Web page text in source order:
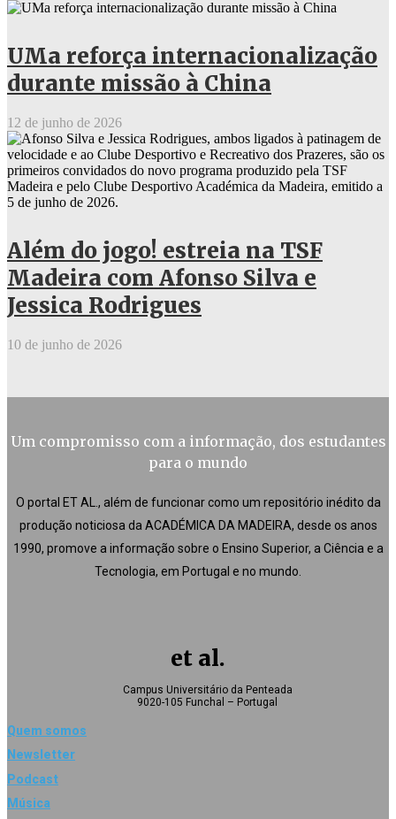
UMa reforça internacionalização
durante missão à China
12 de junho de 2026
Além do jogo! estreia na TSF
Madeira com Afonso Silva e
Jessica Rodrigues
10 de junho de 2026
Um compromisso com a informação, dos estudantes
para o mundo
O portal ET AL., além de funcionar como um repositório inédito da
produção noticiosa da ACADÉMICA DA MADEIRA, desde os anos
1990, promove a informação sobre o Ensino Superior, a Ciência e a
Tecnologia, em Portugal e no mundo.
et al.
Campus Universitário da Penteada
9020-105 Funchal – Portugal
Quem somos
Newsletter
Podcast
Música